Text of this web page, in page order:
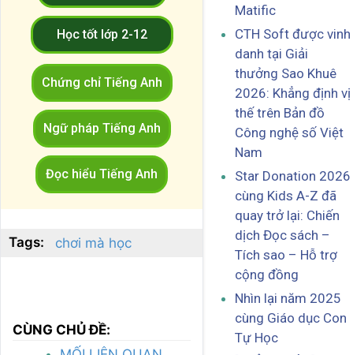
Học tốt lớp 2-12
Chứng chỉ Tiếng Anh
Ngữ pháp Tiếng Anh
Đọc hiểu Tiếng Anh
Tags: chơi mà học
CÙNG CHỦ ĐỀ:
Matific
CTH Soft được vinh
danh tại Giải
thưởng Sao Khuê
2026: Khẳng định vị
thế trên Bản đồ
Công nghệ số Việt
Nam
Star Donation 2026
cùng Kids A-Z đã
quay trở lại: Chiến
dịch Đọc sách –
Tích sao – Hỗ trợ
cộng đồng
Nhìn lại năm 2025
cùng Giáo dục Con
Tự Học